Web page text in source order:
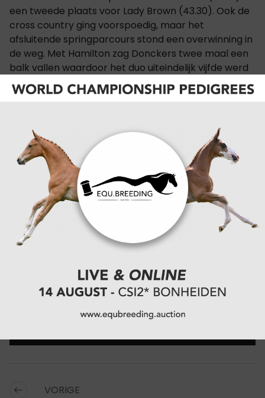
een tweede plaats voor Lady Brown (43.30). Ook de
cross country ging voorspoedig, maar het
afsluitende springparcours stond een overwinning in
de weg. Met Hamilton zag Donckers twee maal een
balk vallen waardoor het duo uiteindelijk vijfde werd
met een totaal van 61.20 strafpunten. Haar tweede
positie (58.10) met Lady Brown wist de amazone wel
met één springfout en twee tijdfouten. De wedstrijd
werd gewonnen door Paolo Mario De Simone en
Oleg 14 die vanaf de 24ste plaats in de dressuur met
een knap staaltje cross country werk de koppositie
overnam na een foutloze cross binnen de tijd. Ook in
het afsluitende springen wist de Italiaanse
combinatie de nul te houden en werd zo de
verdiende winnaar met een eindresultaat van 57.50
strafpunten.
Kijk hier voor alle resultaten.
EVENTING ,OVERIG NIEUWS
VORIGE